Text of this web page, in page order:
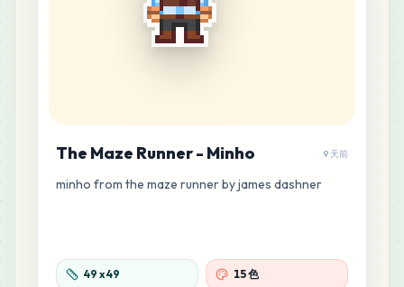
The Maze Runner - Minho 9 天前
minho from the maze runner by james dashner
49 x49 15 色